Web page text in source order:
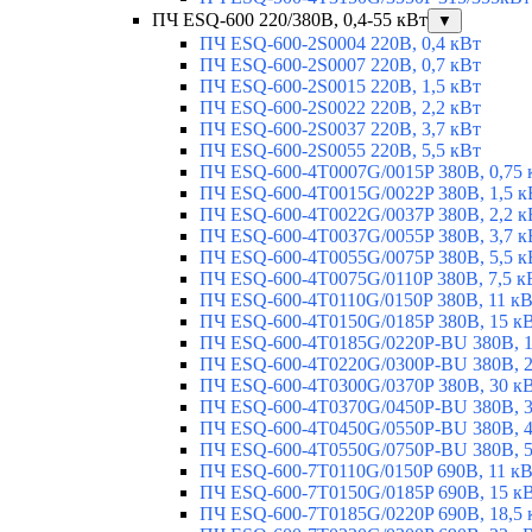
ПЧ ESQ-600 220/380В, 0,4-55 кВт
▼
ПЧ ESQ-600-2S0004 220В, 0,4 кВт
ПЧ ESQ-600-2S0007 220В, 0,7 кВт
ПЧ ESQ-600-2S0015 220В, 1,5 кВт
ПЧ ESQ-600-2S0022 220В, 2,2 кВт
ПЧ ESQ-600-2S0037 220В, 3,7 кВт
ПЧ ESQ-600-2S0055 220В, 5,5 кВт
ПЧ ESQ-600-4T0007G/0015P 380В, 0,75
ПЧ ESQ-600-4T0015G/0022P 380В, 1,5
ПЧ ESQ-600-4T0022G/0037P 380В, 2,2
ПЧ ESQ-600-4T0037G/0055P 380В, 3,7
ПЧ ESQ-600-4T0055G/0075P 380В, 5,5
ПЧ ESQ-600-4T0075G/0110P 380В, 7,5
ПЧ ESQ-600-4T0110G/0150P 380В, 11
ПЧ ESQ-600-4T0150G/0185P 380В, 15
ПЧ ESQ-600-4T0185G/0220P-BU 380В,
ПЧ ESQ-600-4T0220G/0300P-BU 380В,
ПЧ ESQ-600-4T0300G/0370P 380В, 30
ПЧ ESQ-600-4T0370G/0450P-BU 380В,
ПЧ ESQ-600-4T0450G/0550P-BU 380В,
ПЧ ESQ-600-4T0550G/0750P-BU 380В,
ПЧ ESQ-600-7T0110G/0150P 690В, 11
ПЧ ESQ-600-7T0150G/0185P 690В, 15
ПЧ ESQ-600-7T0185G/0220P 690В, 18,5